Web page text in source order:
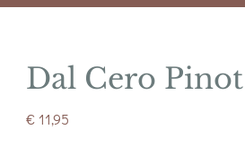
Dal Cero
€ 11,95